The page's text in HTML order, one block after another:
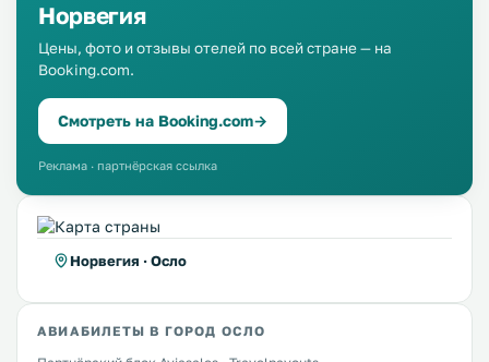
Норвегия
Цены, фото и отзывы отелей по всей стране — на
Booking.com.
Смотреть на Booking.com→
Реклама · партнёрская ссылка
Норвегия · Осло
АВИАБИЛЕТЫ В ГОРОД ОСЛО